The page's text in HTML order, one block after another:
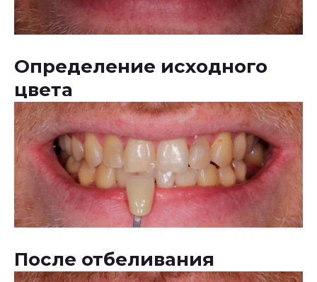
Определение исходного
цвета
После отбеливания